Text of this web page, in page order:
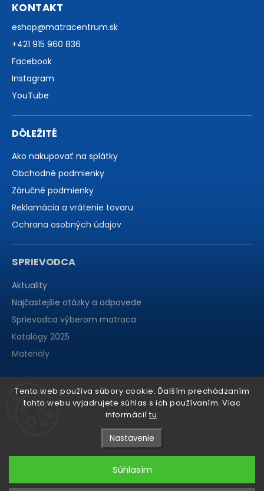
Tento web používa súbory cookie. Ďalším prechádzaním
tohto webu vyjadrujete súhlas s ich používaním. Viac
informácií tu.
Nastavenie
Súhlasím
KONTAKT
eshop@matracentrum.sk
+421 915 960 836
Facebook
Instagram
YouTube
DÔLEŽITÉ
Ako nakupovať na splátky
Obchodné podmienky
Záručné podmienky
Reklamácia a vrátenie tovaru
Ochrana osobných údajov
SPRIEVODCA
Aktuality
Najčastejšie otázky a odpovede
Sprievodca výberom matraca
Katalógy 2025
Materiály
Copyright 2026matraCentrum. Všetky práva vyhradené.